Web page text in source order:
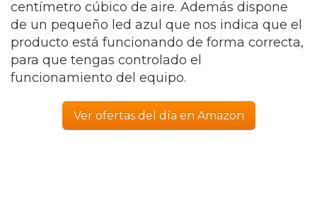
centímetro cúbico de aire. Además dispone
de un pequeño led azul que nos indica que el
producto está funcionando de forma correcta,
para que tengas controlado el
funcionamiento del equipo.
Ver ofertas del día en Amazon